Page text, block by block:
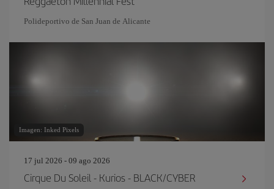
Polideportivo de San Juan de Alicante
Imagen: Inked Pixels
17 jul 2026 - 09 ago 2026
Cirque Du Soleil - Kurios - BLACK/CYBER